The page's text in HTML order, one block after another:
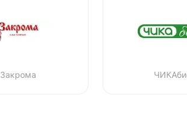
Закрома